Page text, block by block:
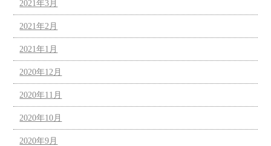
2021年3月
2021年2月
2021年1月
2020年12月
2020年11月
2020年10月
2020年9月